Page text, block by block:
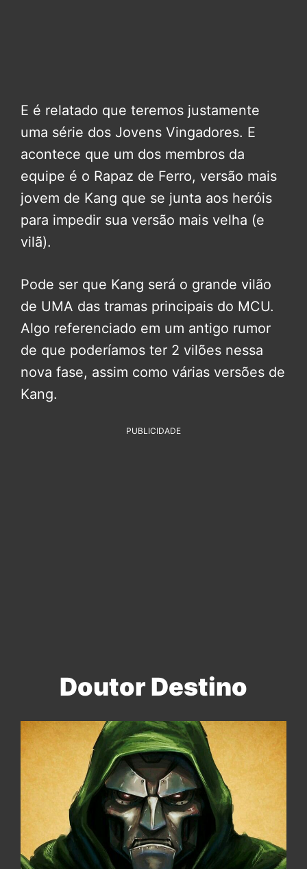
E é relatado que teremos justamente
uma série dos Jovens Vingadores. E
acontece que um dos membros da
equipe é o Rapaz de Ferro, versão mais
jovem de Kang que se junta aos heróis
para impedir sua versão mais velha (e
vilã).
Pode ser que Kang será o grande vilão
de UMA das tramas principais do MCU.
Algo referenciado em um antigo rumor
de que poderíamos ter 2 vilões nessa
nova fase, assim como várias versões de
Kang.
PUBLICIDADE
Doutor Destino